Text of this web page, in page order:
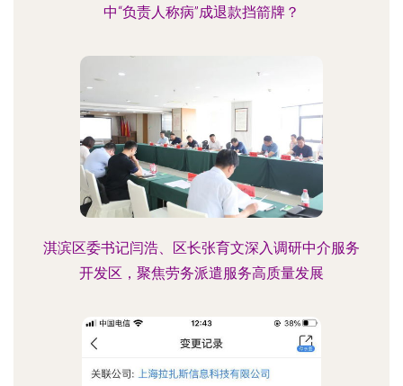
中“负责人称病”成退款挡箭牌？
淇滨区委书记闫浩、区长张育文深入调研中介服务
开发区，聚焦劳务派遣服务高质量发展